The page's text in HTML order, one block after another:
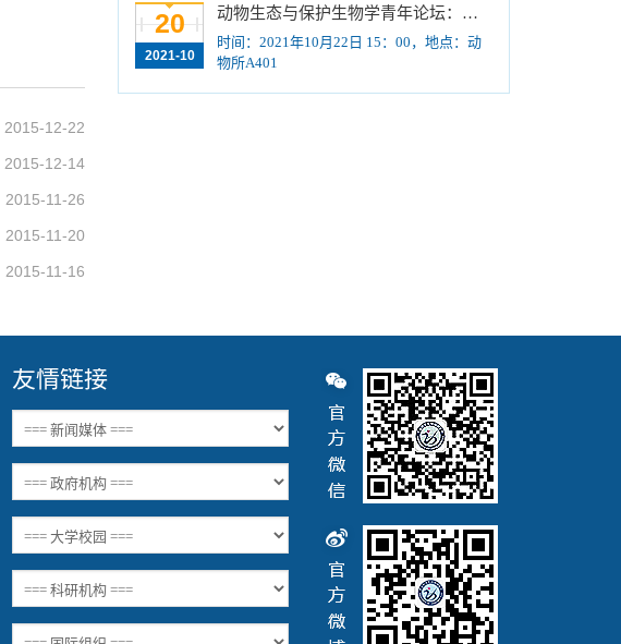
2015-12-22
2015-12-14
2015-11-26
2015-11-20
2015-11-16
中国科学院动物研究所2023年优秀大学生夏令
营活动时间安排、须知及公示名单[2023-07-05]
2023年“中国科学院动物研究所大学生创新实践
训练计划”申报指南[2023-06-16]
20
2021-10
动物生态与保护生物学青年论坛：中国大型食肉动物生态研究与保护
时间：2021年10月22日 15：00，地点：动
物所A401
友情链接